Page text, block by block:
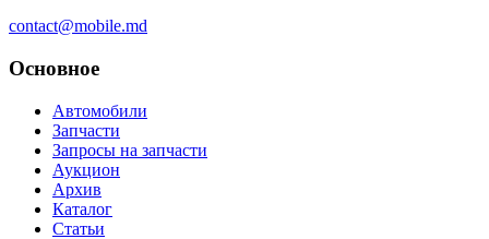
contact@mobile.md
Основное
Автомобили
Запчасти
Запросы на запчасти
Аукцион
Архив
Каталог
Статьи